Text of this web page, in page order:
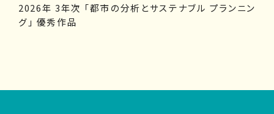
2026年 3年次 「都市の分析とサステナブル プランニン
グ」 優秀作品